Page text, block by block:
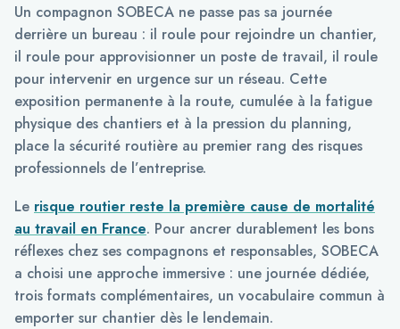
Un compagnon SOBECA ne passe pas sa journée
derrière un bureau : il roule pour rejoindre un chantier,
il roule pour approvisionner un poste de travail, il roule
pour intervenir en urgence sur un réseau. Cette
exposition permanente à la route, cumulée à la fatigue
physique des chantiers et à la pression du planning,
place la sécurité routière au premier rang des risques
professionnels de l’entreprise.
Le risque routier reste la première cause de mortalité
au travail en France. Pour ancrer durablement les bons
réflexes chez ses compagnons et responsables, SOBECA
a choisi une approche immersive : une journée dédiée,
trois formats complémentaires, un vocabulaire commun à
emporter sur chantier dès le lendemain.